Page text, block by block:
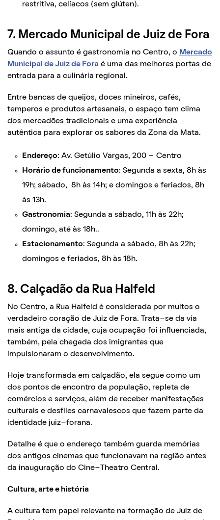
restritiva, celíacos (sem glúten).
7. Mercado Municipal de Juiz de Fora
Quando o assunto é gastronomia no Centro, o Mercado
Municipal de Juiz de Fora é uma das melhores portas de
entrada para a culinária regional.
Entre bancas de queijos, doces mineiros, cafés,
temperos e produtos artesanais, o espaço tem clima
dos mercadões tradicionais e uma experiência
autêntica para explorar os sabores da Zona da Mata.
Endereço: Av. Getúlio Vargas, 200 – Centro
Horário de funcionamento: Segunda a sexta, 8h às
19h; sábado, 8h às 14h; e domingos e feriados, 8h
às 13h.
Gastronomia: Segunda a sábado, 11h às 22h;
domingo, até às 18h..
Estacionamento: Segunda a sábado, 8h às 22h;
domingos e feriados, 8h às 18h.
8. Calçadão da Rua Halfeld
No Centro, a Rua Halfeld é considerada por muitos o
verdadeiro coração de Juiz de Fora. Trata-se da via
mais antiga da cidade, cuja ocupação foi influenciada,
também, pela chegada dos imigrantes que
impulsionaram o desenvolvimento.
Hoje transformada em calçadão, ela segue como um
dos pontos de encontro da população, repleta de
comércios e serviços, além de receber manifestações
culturais e desfiles carnavalescos que fazem parte da
identidade juiz-forana.
Detalhe é que o endereço também guarda memórias
dos antigos cinemas que funcionavam na região antes
da inauguração do Cine-Theatro Central.
Cultura, arte e história
A cultura tem papel relevante na formação de Juiz de